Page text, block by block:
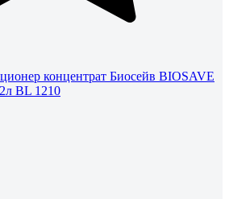
концентрат Биосейв BIOSAVE
BL 1210